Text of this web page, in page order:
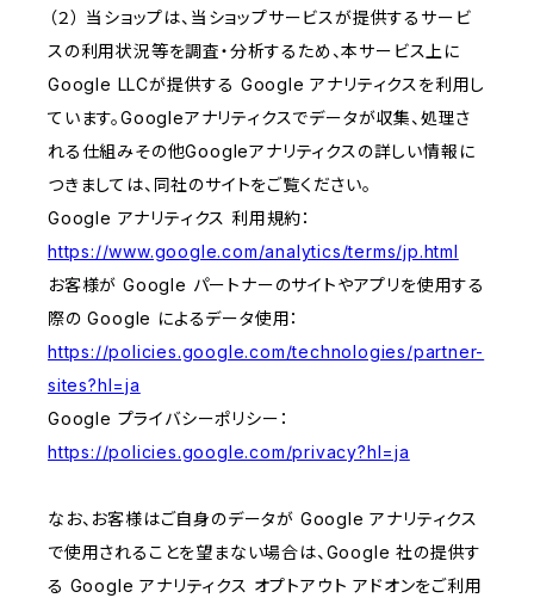
（２） 当ショップは、当ショップサービスが提供するサービ
スの利用状況等を調査・分析するため、本サービス上に
Google LLCが提供する Google アナリティクスを利用し
ています。Googleアナリティクスでデータが収集、処理さ
れる仕組みその他Googleアナリティクスの詳しい情報に
つきましては、同社のサイトをご覧ください。
Google アナリティクス 利用規約：
https://www.google.com/analytics/terms/jp.html
お客様が Google パートナーのサイトやアプリを使用する
際の Google によるデータ使用：
https://policies.google.com/technologies/partner-
sites?hl=ja
Google プライバシーポリシー：
https://policies.google.com/privacy?hl=ja
なお、お客様はご自身のデータが Google アナリティクス
で使用されることを望まない場合は、Google 社の提供す
る Google アナリティクス オプトアウト アドオンをご利用